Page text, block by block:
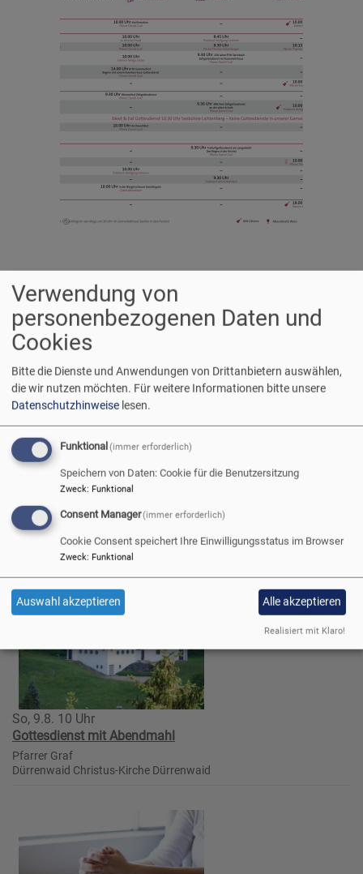
Kontakt
Sie erreichen uns:
Di - Fr 09:00 - 12:00 Uhr
Freitag 15:00 - 17:00 Uhr
Tel. 09288 / 91018
Nächste Veranstaltungen
So, 9.8. 10 Uhr
Gottesdienst mit Abendmahl
Pfarrer Graf
Dürrenwaid Christus-Kirche Dürrenwaid
Verwendung von
personenbezogenen Daten und
Cookies
Bitte die Dienste und Anwendungen von Drittanbietern auswählen,
die wir nutzen möchten. Für weitere Informationen bitte unsere
Datenschutzhinweise lesen.
Funktional(immer erforderlich)
Speichern von Daten: Cookie für die Benutzersitzung
Zweck: Funktional
Consent Manager(immer erforderlich)
Cookie Consent speichert Ihre Einwilligungsstatus im Browser
Zweck: Funktional
Auswahl akzeptieren Alle akzeptieren
Realisiert mit Klaro!